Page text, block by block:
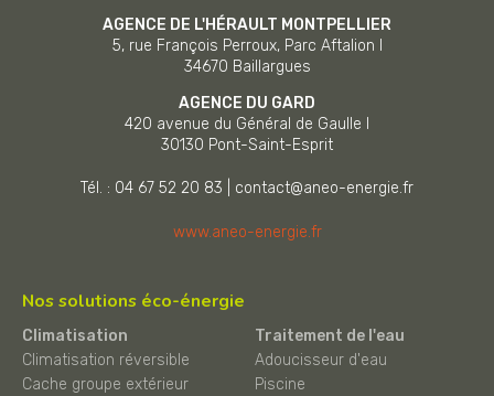
AGENCE DE L'HÉRAULT MONTPELLIER
5, rue François Perroux, Parc Aftalion I
34670 Baillargues
AGENCE DU GARD
420 avenue du Général de Gaulle I
30130 Pont-Saint-Esprit
Tél. : 04 67 52 20 83 contact@aneo-energie.fr
www.aneo-energie.fr
Nos solutions éco-énergie
Climatisation
Climatisation réversible
Cache groupe extérieur
Traitement de l'eau
Adoucisseur d'eau
Piscine